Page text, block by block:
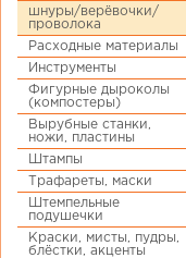
шнуры/верёвочки/
проволока
Расходные материалы
Инструменты
Фигурные дыроколы
(компостеры)
Вырубные станки,
ножи, пластины
Штампы
Трафареты, маски
Штемпельные
подушечки
Краски, мисты, пудры,
блёстки, акценты